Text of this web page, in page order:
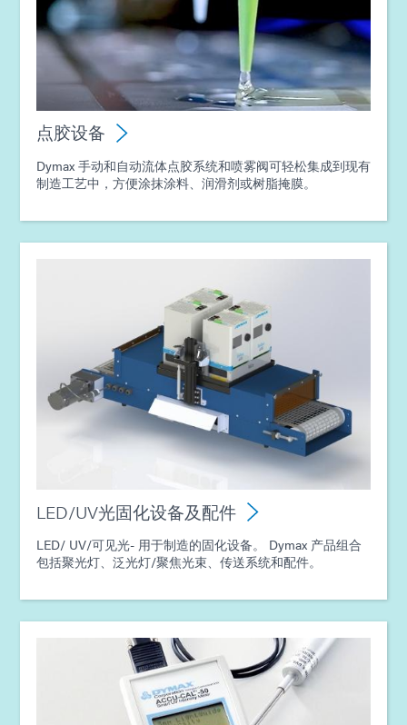
点胶设备
Dymax 手动和自动流体点胶系统和喷雾阀可轻松集成到现有
制造工艺中，方便涂抹涂料、润滑剂或树脂掩膜。
LED/UV光固化设备及配件
LED/ UV/可见光- 用于制造的固化设备。 Dymax 产品组合
包括聚光灯、泛光灯/聚焦光束、传送系统和配件。